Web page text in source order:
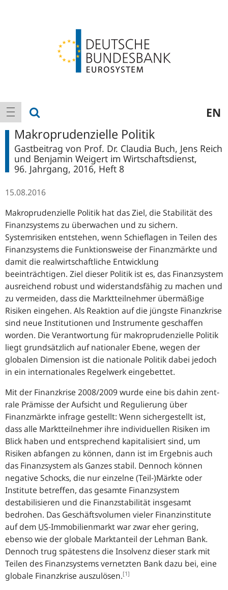
Hauptnavigation
Navigation anzeigen EN
Makroprudenzielle Politik
Gastbeitrag von Prof. Dr. Claudia Buch, Jens Reich
und Benjamin Weigert im Wirtschaftsdienst,
96. Jahrgang, 2016, Heft 8
15.08.2016
Makroprudenzielle Politik hat das Ziel, die Stabilität des
Finanzsystems zu überwachen und zu sichern.
Systemrisiken entstehen, wenn Schieflagen in Teilen des
Finanzsystems die Funktionsweise der Finanzmärkte und
damit die realwirtschaftliche Entwicklung
beeinträchtigen. Ziel dieser Politik ist es, das Finanzsystem
ausreichend robust und widerstandsfähig zu machen und
zu vermeiden, dass die Marktteilnehmer übermäßige
Risiken eingehen. Als Reaktion auf die jüngste Finanzkrise
sind neue Institutionen und Instrumente geschaffen
worden. Die Verantwortung für makroprudenzielle Politik
liegt grundsätzlich auf nationaler Ebene, wegen der
globalen Dimension ist die nationale Politik dabei jedoch
in ein internationales Regelwerk eingebettet.
Mit der Finanzkrise 2008/2009 wurde eine bis dahin zent­
rale Prämisse der Aufsicht und Regulierung über
Finanzmärkte infrage gestellt: Wenn sichergestellt ist,
dass alle Marktteilnehmer ihre individuellen Risiken im
Blick haben und entsprechend kapitalisiert sind, um
Risiken abfangen zu können, dann ist im Ergebnis auch
das Finanzsystem als Ganzes stabil. Dennoch können
negative Schocks, die nur einzelne (Teil-)Märkte oder
Institute betreffen, das gesamte Finanzsystem
destabilisieren und die Finanzstabilität insgesamt
bedrohen. Das Geschäftsvolumen vieler Finanzinstitute
auf dem US-Immobilienmarkt war zwar eher gering,
ebenso wie der globale Marktanteil der Lehman Bank.
Dennoch trug spätestens die Insolvenz dieser stark mit
Teilen des Finanzsystems vernetzten Bank dazu bei, eine
globale Finanzkrise auszulösen.[1]